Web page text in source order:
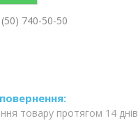
740-50-50
товару протягом 14 днів